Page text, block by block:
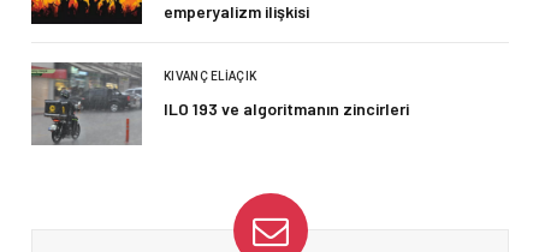
emperyalizm ilişkisi
KIVANÇ ELIAÇIK
ILO 193 ve algoritmanın zincirleri